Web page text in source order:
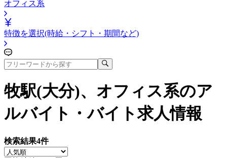
オフィス系
特徴を選択(時給・シフト・期間など)
牧駅(大分)、オフィス系のア
ルバイト・バイト求人情報
検索結果4件